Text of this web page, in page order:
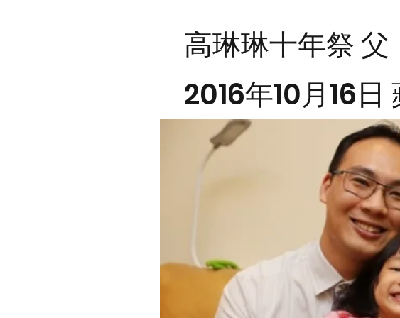
高琳琳十年祭
2016年10月16日